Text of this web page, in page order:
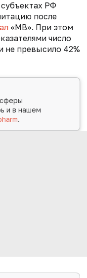
РФ
после
«МВ». При этом
число
не превысило 42%
и в нашем
.